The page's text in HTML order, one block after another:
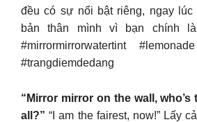
đều có sự nổi bật riêng, ngay
bản thân mình vì bạn chính
#mirrormirrorwatertint
#trangdiemdedang
“Mirror mirror on the wall,
all?” “I am the fairest, now!” Lấy